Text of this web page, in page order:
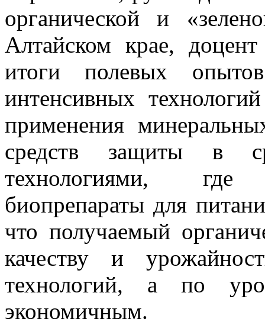
органической и
Алтайском крае,
итоги полевых
интенсивных
применения
средств защиты в
технологиями, где
биопрепараты для
что получаемый
качеству и
технологий, а по
экономичным.